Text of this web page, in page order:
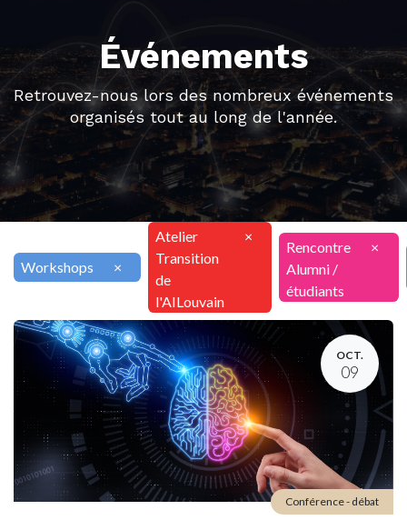
Événements
Retrouvez-nous lors des nombreux événements
organisés tout au long de l'année.
Workshops ×
Atelier
Transition
de
l'AILouvain
×
Rencontre
Alumni /
étudiants
×
OCT.
09
Conférence - débat